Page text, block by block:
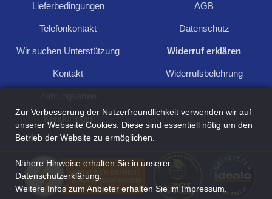
Zuletzt angesehen
Lieferbedingungen
Telefonkontakt
Wir suchen Unterstützung
Kontakt
Kundenlogin
AGB
Datenschutz
Widerruf erklären
Widerrufsbelehrung
Zur Verbesserung der Nutzerfreundlichkeit verwenden wir auf
unserer Webseite Cookies. Diese sind essentiell nötig um den
Betrieb der Website zu ermöglichen.
Nähere Hinweise erhalten Sie in unserer
Datenschutzerklärung.
Weitere Infos zum Anbieter erhalten Sie imImpressum